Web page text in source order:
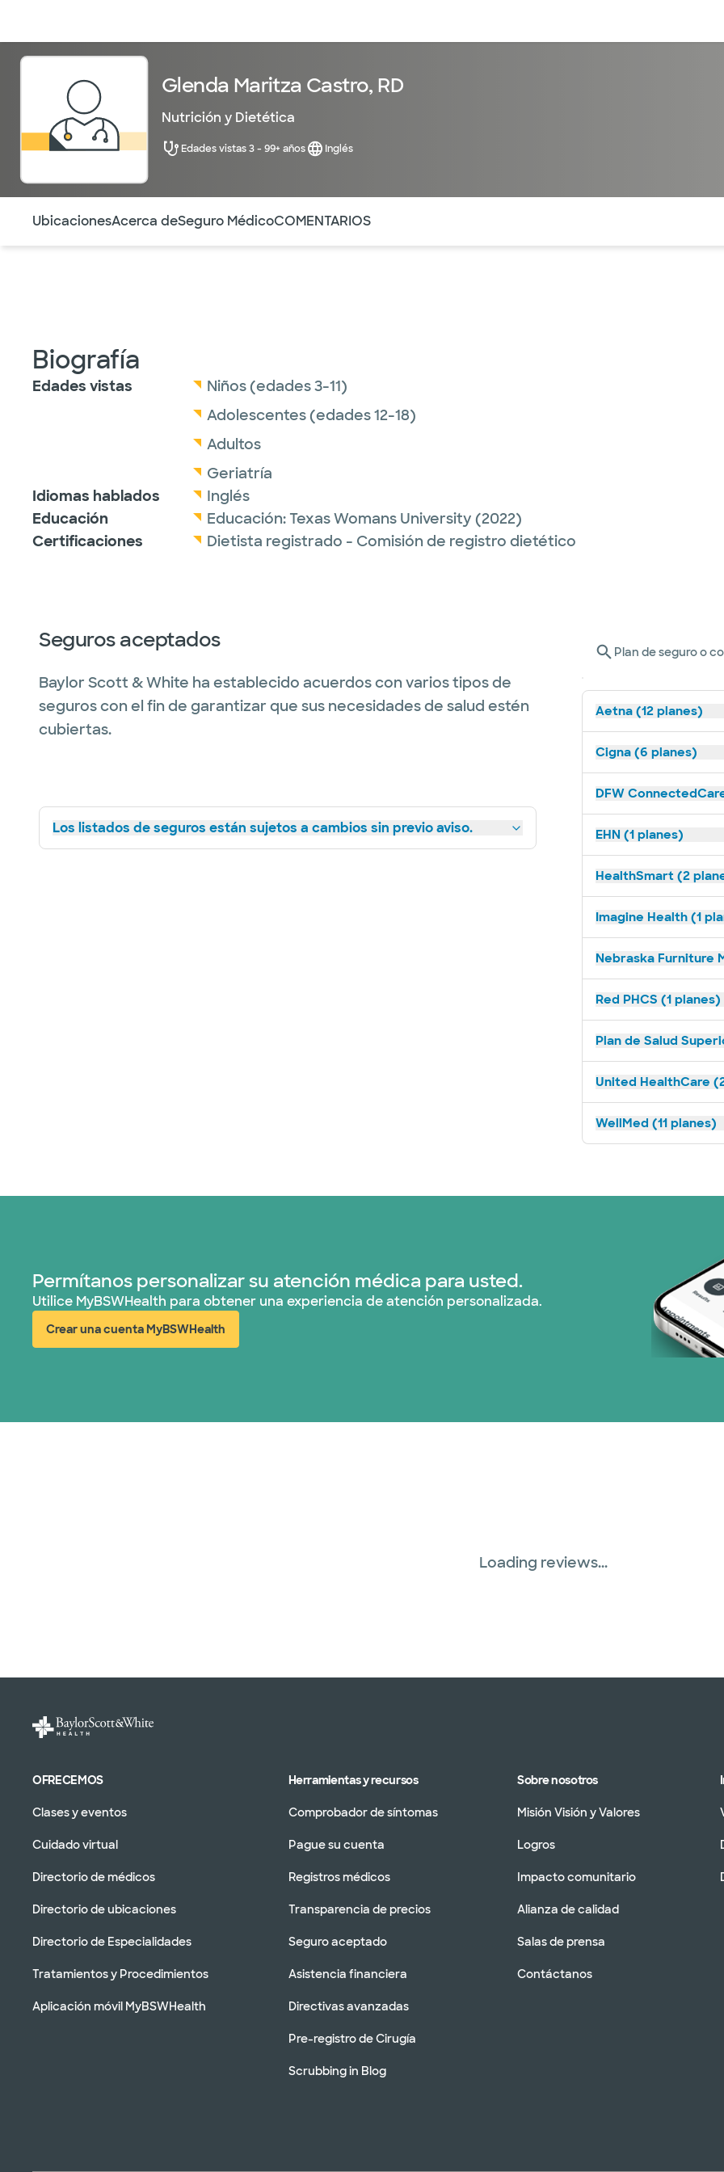
Glenda Maritza Castro, RD
Nutrición y Dietética
Edades vistas 3 - 99+ años Inglés
UbicacionesAcerca deSeguro MédicoCOMENTARIOS
Biografía
Edades vistas
Niños (edades 3-11)
Adolescentes (edades 12-18)
Adultos
Geriatría
Idiomas hablados
Inglés
Educación
Educación:Texas Womans University (2022)
Certificaciones
Dietista registrado - Comisión de registro dietético
Seguros aceptados
Baylor Scott & White ha establecido acuerdos con varios tipos de
seguros con el fin de garantizar que sus necesidades de salud estén
cubiertas.
Los listados de seguros están sujetos a cambios sin previo aviso.
Plan de seguro o
Aetna (12 planes)
Cigna (6 planes)
DFW
EHN (1 planes)
HealthSmart (2
Imagine Health (1
Nebraska Furniture
Red PHCS (1 planes)
Plan de Salud
United HealthCare
WellMed (11 planes)
Permítanos personalizar su atención médica para usted.
Utilice MyBSWHealth para obtener una experiencia de atención personalizada.
Crear una cuenta MyBSWHealth
(abre en ventana nueva)
Loading reviews...
OFRECEMOS
Clases y eventos
Cuidado virtual
Directorio de médicos
Directorio de ubicaciones
Directorio de Especialidades
Tratamientos y Procedimientos
Aplicación móvil MyBSWHealth
Herramientas y recursos
Comprobador de síntomas
Pague su cuenta
Registros médicos
Transparencia de precios
Seguro aceptado
Asistencia financiera
Directivas avanzadas
Pre-registro de Cirugía
Scrubbing in Blog
Sobre nosotros
Misión Visión y Valores
Logros
Impacto comunitario
Alianza de calidad
Salas de prensa
Contáctanos